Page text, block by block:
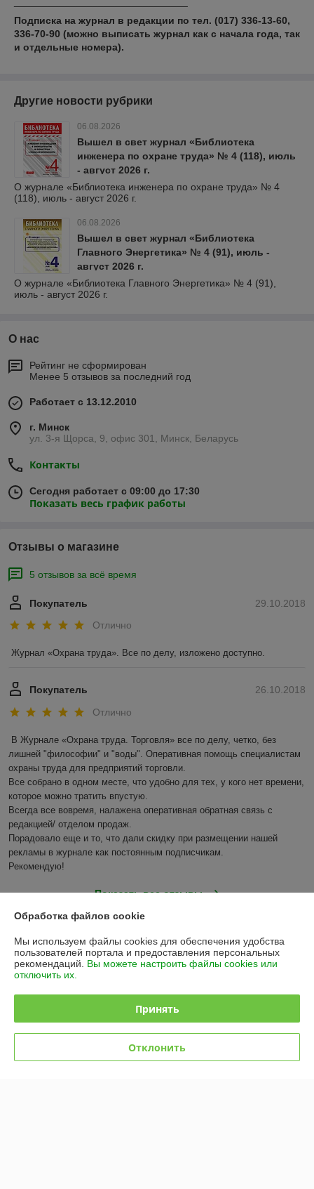
Подписка на журнал в редакции по тел. (017) 336-13-60,
336-70-90 (можно выписать журнал как с начала года, так
и отдельные номера).
Другие новости рубрики
06.08.2026
Вышел в свет журнал «Библиотека
инженера по охране труда» № 4 (118), июль
- август 2026 г.
О журнале «Библиотека инженера по охране труда» № 4
(118), июль - август 2026 г.
06.08.2026
Вышел в свет журнал «Библиотека
Главного Энергетика» № 4 (91), июль -
август 2026 г.
О журнале «Библиотека Главного Энергетика» № 4 (91),
июль - август 2026 г.
О нас
Рейтинг не сформирован
Менее 5 отзывов за последний год
Работает с 13.12.2010
г. Минск
ул. 3-я Щорса, 9, офис 301, Минск, Беларусь
Контакты
Сегодня работает с 09:00 до 17:30
Показать весь график работы
Отзывы о магазине
5 отзывов за всё время
29.10.2018
Покупатель
Отлично
Журнал «Охрана труда». Все по делу, изложено доступно.
26.10.2018
Покупатель
Отлично
В Журнале «Охрана труда. Торговля» все по делу, четко, без
лишней "философии" и "воды". Оперативная помощь специалистам
охраны труда для предприятий торговли.
Все собрано в одном месте, что удобно для тех, у кого нет времени,
которое можно тратить впустую.
Всегда все вовремя, налажена оперативная обратная связь с
редакцией/ отделом продаж.
Порадовало еще и то, что дали скидку при размещении нашей
рекламы в журнале как постоянным подписчикам.
Рекомендую!
Показать все отзывы
О нас
Контакты
Обработка файлов cookie
Мы используем файлы cookies для обеспечения удобства
пользователей портала и предоставления персональных
рекомендаций. Вы можете настроить файлы cookies или
отключить их.
Принять
Отклонить